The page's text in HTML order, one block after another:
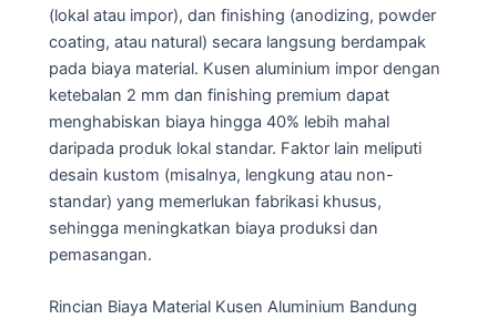
(lokal atau impor), dan finishing (anodizing, powder
coating, atau natural) secara langsung berdampak
pada biaya material. Kusen aluminium impor dengan
ketebalan 2 mm dan finishing premium dapat
menghabiskan biaya hingga 40% lebih mahal
daripada produk lokal standar. Faktor lain meliputi
desain kustom (misalnya, lengkung atau non-
standar) yang memerlukan fabrikasi khusus,
sehingga meningkatkan biaya produksi dan
pemasangan.
Rincian Biaya Material Kusen Aluminium Bandung